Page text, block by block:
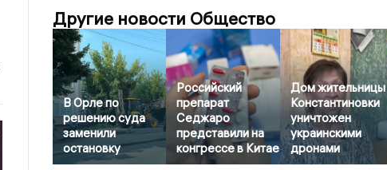
Другие новости Общество
В Орле по
решению суда
заменили
остановку
Российский
препарат
Седжаро
представили на
конгрессе в Китае
Дом жительницы
Константиновки
уничтожен
украинскими
дронами